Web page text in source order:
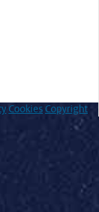
Cookies Copyright